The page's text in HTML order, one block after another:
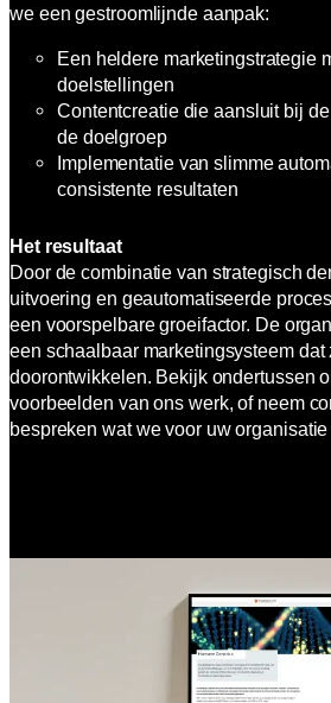
we een gestroomlijnde aanpak:
Een heldere marketingstrategie
doelstellingen
Contentcreatie die aansluit bij
de doelgroep
Implementatie van slimme
consistente resultaten
Het resultaat
Door de combinatie van strategisch
uitvoering en geautomatiseerde
een voorspelbare groeifactor. De
een schaalbaar marketingsysteem dat
doorontwikkelen. Bekijk ondertussen
voorbeelden van ons werk, of neem
bespreken wat we voor uw